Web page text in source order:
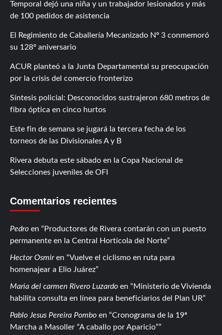
Temporal dejó una niña y un trabajador lesionados y más
de 100 pedidos de asistencia
El Regimiento de Caballería Mecanizado Nº 3 conmemoró
su 128º aniversario
ACUR planteó a la Junta Departamental su preocupación
por la crisis del comercio fronterizo
Síntesis policial: Desconocidos sustrajeron 680 metros de
fibra óptica en cinco hurtos
Este fin de semana se jugará la tercera fecha de los
torneos de las Divisionales A y B
Rivera debuta este sábado en la Copa Nacional de
Selecciones juveniles de OFI
Comentarios recientes
Pedro en
Productores de Rivera contarán con un puesto
permanente en la Central Hortícola del Norte
Hector Osmiren
Vuelve el ciclismo en ruta para
homenajear a Elio Juárez
Maria del carmen Rivero Luzardo en
Ministerio de Vivienda
habilita consulta en línea para beneficiarios del Plan UR
Pablo Jesus Pereira Pombo en
Cronograma de la 19ª
Marcha a Masoller “A caballo por Aparicio”